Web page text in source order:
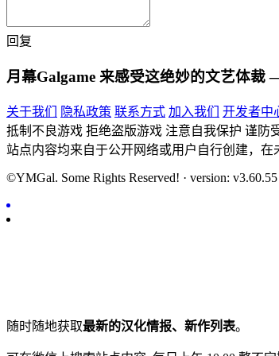
回复
月幕Galgame 来感受这绝妙的文艺体
关于我们 隐私政策 联系方式 加入我们
开发者中
抵制不良游戏 拒绝盗版游戏 注意自我保护 谨防
站点内容均来自于公开网络或用户自行创建，
©YMGal. Some Rights Reserved! · version: v3.60.55
随时随地获取最新的汉化情报、新作列表。